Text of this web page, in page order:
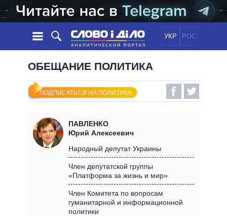
УКР РОС
НОВОСТИ
ЛЕНТА
СОБЫТИЯ
СТАТЬИ
МНЕНИЯ
ОБЗОРЫ
ДАЙДЖЕСТЫ
ПОЛИТИКА
ЭКОНОМИКА
МИР
ОБЕЩАНИЯ
ВСЕ ПОЛИТИКИ
ПРЕЗИДЕНТ И ОФИС
КАБИНЕТ МИНИСТРОВ
ГЛАВЫ ОБЛАДМИНИСТРАЦИЙ
ИНФОГРАФИКА
ВИДЕО
ПОДДЕРЖАТЬ
СРАВНЕНИЕ ПОЛИТИКОВ
ОБЕЩАНИЕ ПОЛИТИКА
ПОДПИСАТЬСЯ НА ПОЛИТИКА
ПАВЛЕНКО
Юрий Алексеевич
Народный депутат Украины
Член депутатской группы
«Платформа за жизнь и мир»
Член Комитета по вопросам
гуманитарной и информационной
политики